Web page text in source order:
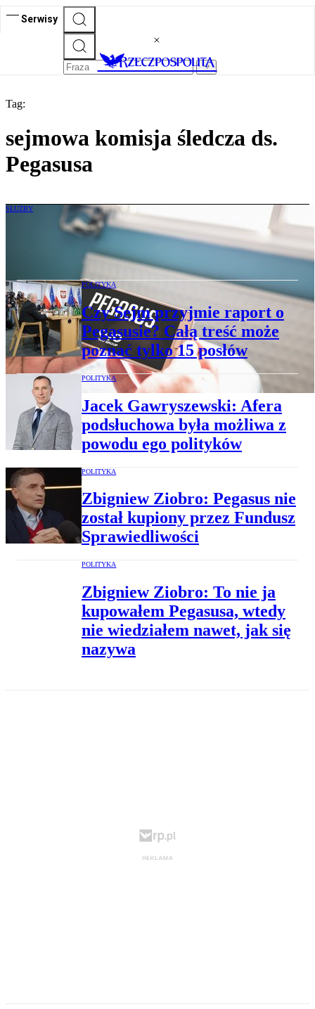
Serwisy
Tag:
sejmowa komisja śledcza ds.
Pegasusa
SŁUŻBY
Raport ws. Pegasusa przed wakacjami.
Służby zablokowały odtajnienie danych
POLITYKA
Czy Sejm przyjmie raport o
Pegasusie? Całą treść może
poznać tylko 15 posłów
POLITYKA
Jacek Gawryszewski: Afera
podsłuchowa była możliwa z
powodu ego polityków
POLITYKA
Zbigniew Ziobro: Pegasus nie
został kupiony przez Fundusz
Sprawiedliwości
POLITYKA
Zbigniew Ziobro: To nie ja
kupowałem Pegasusa, wtedy
nie wiedziałem nawet, jak się
nazywa